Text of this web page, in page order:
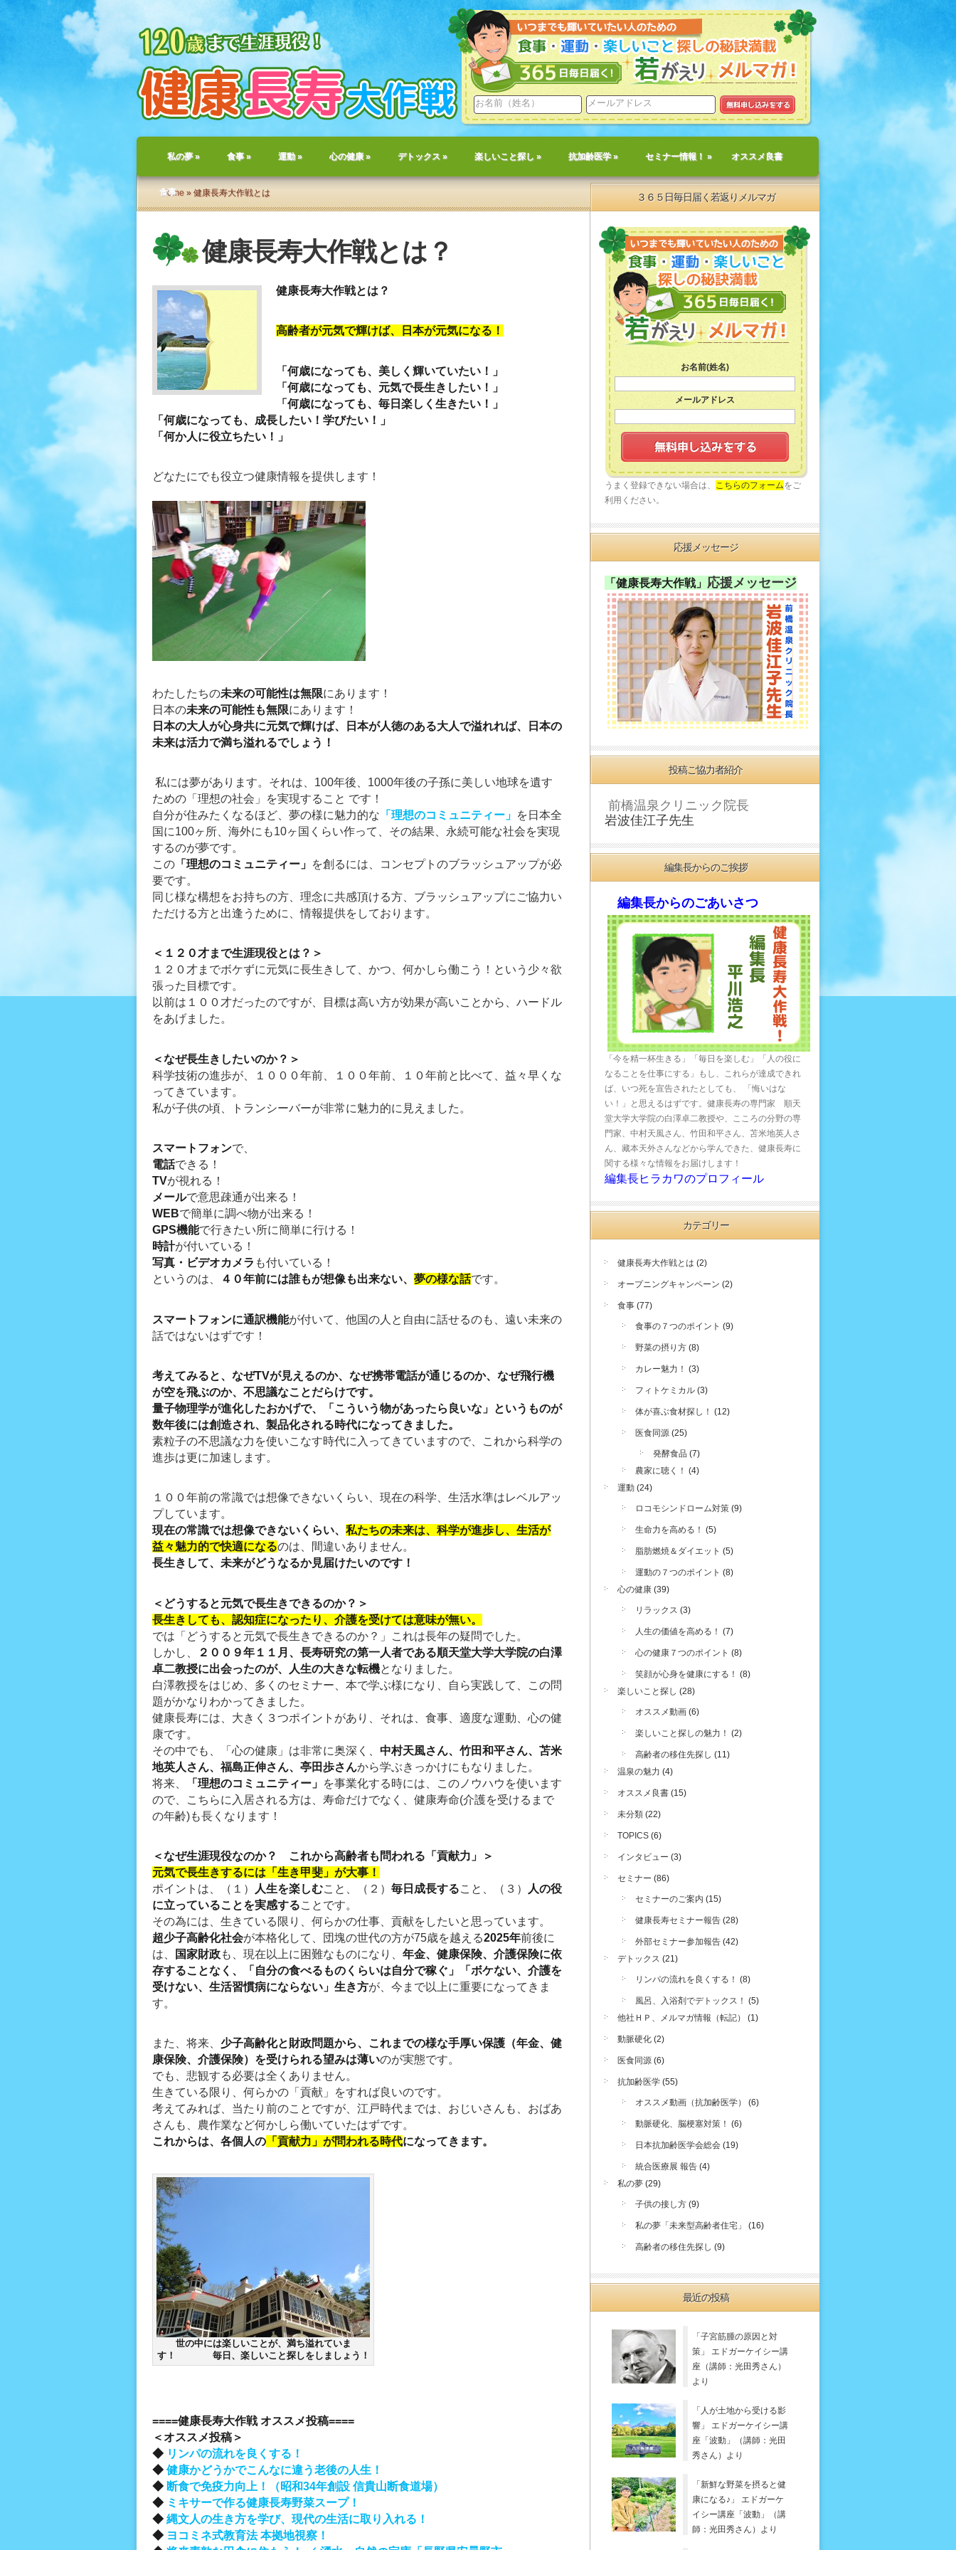
私の夢» 食事» 運動» 心の健康» デトックス » 楽しいこと探し » 抗加齢医学» セミナー情報！ » オススメ良書
食事
Home » 健康長寿大作戦とは
健康長寿大作戦とは？
健康長寿大作戦とは？
高齢者が元気で輝けば、日本が元気になる！
「何歳になっても、美しく輝いていたい！」
「何歳になっても、元気で長生きしたい！」
「何歳になっても、毎日楽しく生きたい！」
「何歳になっても、成長したい！学びたい！」
「何か人に役立ちたい！」
どなたにでも役立つ健康情報を提供します！
わたしたちの未来の可能性は無限にあります！
日本の未来の可能性も無限にあります！
日本の大人が心身共に元気で輝けば、日本が人徳のある大人で溢れれば、日本の
未来は活力で満ち溢れるでしょう！
私には夢があります。それは、100年後、1000年後の子孫に美しい地球を遺す
ための「理想の社会」を実現すること です！
自分が住みたくなるほど、夢の様に魅力的な 「理想のコミュニティー」
を日本全
国に100ヶ所、海外にも10ヶ国くらい作って、その結果、永続可能な社会を実現
するのが夢です。
この 「理想のコミュニティー」
を創るには、コンセプトのブラッシュアップが必
要です。
同じ様な構想をお持ちの方、理念に共感頂ける方、ブラッシュアップにご協力い
ただける方と出逢うために、情報提供をしております。
＜１２０才まで生涯現役とは？＞
１２０才までボケずに元気に長生きして、かつ、何かしら働こう！という少々欲
張った目標です。
以前は１００才だったのですが、目標は高い方が効果が高いことから、ハードル
をあげました。
＜なぜ長生きしたいのか？＞
科学技術の進歩が、１０００年前、１００年前、１０年前と比べて、益々早くな
ってきています。
私が子供の頃、トランシーバーが非常に魅力的に見えました。
スマートフォンで、
電話できる！
TVが視れる！
メールで意思疎通が出来る！
WEBで簡単に調べ物が出来る！
GPS機能で行きたい所に簡単に行ける！
時計が付いている！
写真・ビデオカメラ も付いている！
というのは、
４０年前には誰もが想像も出来ない、 夢の様な話です。
スマートフォンに通訳機能が付いて、他国の人と自由に話せるのも、遠い未来の
話ではないはずです！
考えてみると、 なぜTVが見えるのか、なぜ携帯電話が通じるのか、なぜ飛行機
が空を飛ぶのか、 不思議なことだらけです。
量子物理学が進化したおかげで、「こういう物があったら良いな」というものが
数年後には創造され、製品化される時代になってきました。
素粒子の不思議な力を使いこなす時代に入ってきていますので、これから科学の
進歩は更に加速します。
１００年前の常識では想像できないくらい、現在の科学、生活水準はレベルアッ
プしています。
現在の常識では想像できないくらい、 私たちの未来は、科学が進歩し、生活が
益々魅力的で快適になるのは、間違いありません。
長生きして、未来がどうなるか見届けたいのです！
＜どうすると元気で長生きできるのか？＞
長生きしても、認知症になったり、介護を受けては意味が無い。
では「どうすると元気で長生きできるのか？」これは長年の疑問でした。
しかし、
２００９年１１月、長寿研究の第一人者である順天堂大学大学院の白澤
卓二教授に出会ったのが、人生の大きな転機となりました。
白澤教授をはじめ、多くのセミナー、本で学ぶ様になり、自ら実践して、この問
題がかなりわかってきました。
健康長寿には、大きく３つポイントがあり、それは、食事、適度な運動、心の健
康です。
その中でも、「心の健康」は非常に奥深く、 中村天風さん、竹田和平さん、苫米
地英人さん、福島正伸さん、亭田歩さんから学ぶきっかけにもなりました。
将来、
「理想のコミュニティー」
を事業化する時には、このノウハウを使います
ので、こちらに入居される方は、寿命だけでなく、健康寿命(介護を受けるまで
の年齢)も長くなります！
＜なぜ生涯現役なのか？ これから高齢者も問われる「貢献力」＞
元気で長生きするには「生き甲斐」が大事！
ポイントは、（１）
人生を楽しむこと、（２） 毎日成長すること、（３）
人の役
に立っていることを実感することです。
その為には、生きている限り、何らかの仕事、貢献をしたいと思っています。
超少子高齢化社会が本格化して、団塊の世代の方が75歳を越える2025年前後に
は、
国家財政も、現在以上に困難なものになり、 年金、健康保険、介護保険に依
存することなく、「自分の食べるものくらいは自分で稼ぐ」「ボケない、介護を
受けない、生活習慣病にならない」生き方が、今まで以上に重要になってきま
す。
また、将来、 少子高齢化と財政問題から、これまでの様な手厚い保護（年金、健
康保険、介護保険）を受けられる望みは薄いのが実態です。
でも、悲観する必要は全くありません。
生きている限り、何らかの「貢献」をすれば良いのです。
考えてみれば、当たり前のことですが、江戸時代までは、おじいさんも、おばあ
さんも、農作業など何かしら働いていたはずです。
これからは、各個人の 「貢献力」が問われる時代になってきます。
世の中には楽しいことが、満ち溢れていま
す！ 毎日、楽しいこと探しをしましょう！
====健康長寿大作戦 オススメ投稿====
＜オススメ投稿＞
◆ リンパの流れを良くする！
◆ 健康かどうかでこんなに違う老後の人生！
◆ 断食で免疫力向上！（昭和34年創設 信貴山断食道場）
◆ ミキサーで作る健康長寿野菜スープ！
◆ 縄文人の生き方を学び、現代の生活に取り入れる！
◆ ヨコミネ式教育法 本拠地視察！
３６５日毎日届く若返りメルマガ
お名前(姓名)
メールアドレス
うまく登録できない場合は、 こちらのフォームをご
利用ください。
応援メッセージ
「健康長寿大作戦」 応援メッセージ
投稿ご協力者紹介
前橋温泉クリニック院長
岩波佳江子先生
編集長からのご挨拶
編集長からのごあいさつ
「今を精一杯生きる」「毎日を楽しむ」「人の役に
なることを仕事にする」もし、これらが達成できれ
ば、いつ死を宣告されたとしても、 「悔いはな
い！」と思えるはずです。健康長寿の専門家 順天
堂大学大学院の白澤卓二教授や、こころの分野の専
門家、中村天風さん、竹田和平さん、苫米地英人さ
ん、藏本天外さんなどから学んできた、健康長寿に
関する様々な情報をお届けします！
編集長ヒラカワのプロフィール
カテゴリー
健康長寿大作戦とは (2)
オープニングキャンペーン (2)
食事 (77)
食事の７つのポイント (9)
野菜の摂り方 (8)
カレー魅力！ (3)
フィトケミカル (3)
体が喜ぶ食材探し！ (12)
医食同源 (25)
発酵食品 (7)
農家に聴く！ (4)
運動 (24)
ロコモシンドローム対策 (9)
生命力を高める！ (5)
脂肪燃焼＆ダイエット (5)
運動の７つのポイント (8)
心の健康 (39)
リラックス (3)
人生の価値を高める！ (7)
心の健康７つのポイント (8)
笑顔が心身を健康にする！ (8)
楽しいこと探し (28)
オススメ動画 (6)
楽しいこと探しの魅力！ (2)
高齢者の移住先探し (11)
温泉の魅力 (4)
オススメ良書 (15)
未分類 (22)
TOPICS (6)
インタビュー (3)
セミナー (86)
セミナーのご案内 (15)
健康長寿セミナー報告 (28)
外部セミナー参加報告 (42)
デトックス (21)
リンパの流れを良くする！ (8)
風呂、入浴剤でデトックス！ (5)
他社ＨＰ、メルマガ情報（転記）
(1)
動脈硬化 (2)
医食同源 (6)
抗加齢医学 (55)
オススメ動画（抗加齢医学） (6)
動脈硬化、脳梗塞対策！ (6)
日本抗加齢医学会総会 (19)
統合医療展 報告 (4)
私の夢 (29)
子供の接し方 (9)
私の夢「未来型高齢者住宅」 (16)
高齢者の移住先探し (9)
最近の投稿
「子宮筋腫の原因と対
策」 エドガーケイシー講
座（講師：光田秀さん）
より
「人が土地から受ける影
響」 エドガーケイシー講
座「波動」（講師：光田
秀さん）より
「新鮮な野菜を摂ると健
康になる♪」 エドガーケ
イシー講座「波動」（講
師：光田秀さん）より